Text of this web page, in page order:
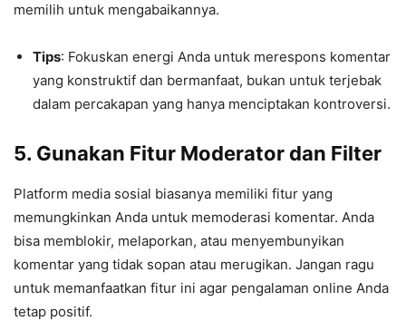
memilih untuk mengabaikannya.
Tips: Fokuskan energi Anda untuk merespons komentar
yang konstruktif dan bermanfaat, bukan untuk terjebak
dalam percakapan yang hanya menciptakan kontroversi.
5. Gunakan Fitur Moderator dan Filter
Platform media sosial biasanya memiliki fitur yang
memungkinkan Anda untuk memoderasi komentar. Anda
bisa memblokir, melaporkan, atau menyembunyikan
komentar yang tidak sopan atau merugikan. Jangan ragu
untuk memanfaatkan fitur ini agar pengalaman online Anda
tetap positif.